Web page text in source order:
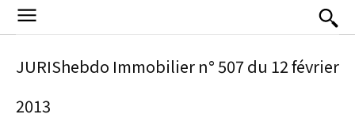
JURIShebdo Immobilier n° 507 du 12 février
2013